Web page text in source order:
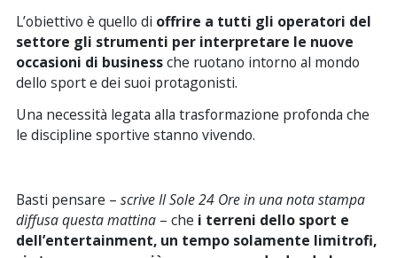
L’obiettivo è quello di offrire a tutti gli operatori del
settore gli strumenti per interpretare le nuove
occasioni di businessche ruotano intorno al mondo
dello sport e dei suoi protagonisti.
Una necessità legata alla trasformazione profonda che
le discipline sportive stanno vivendo.
Basti pensare – scrive Il Sole 24 Ore in una nota stampa
diffusa questa mattina – che i terreni dello sport e
dell’entertainment, un tempo solamente limitrofi,